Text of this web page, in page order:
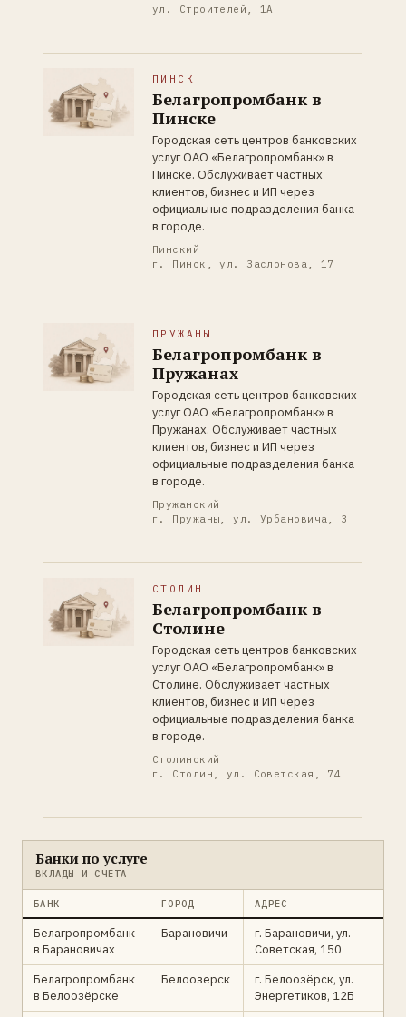
ул. Строителей, 1А
ПИНСК
Белагропромбанк в
Пинске
Городская сеть центров банковских
услуг ОАО «Белагропромбанк» в
Пинске. Обслуживает частных
клиентов, бизнес и ИП через
официальные подразделения банка
в городе.
Пинский
г. Пинск, ул. Заслонова, 17
ПРУЖАНЫ
Белагропромбанк в
Пружанах
Городская сеть центров банковских
услуг ОАО «Белагропромбанк» в
Пружанах. Обслуживает частных
клиентов, бизнес и ИП через
официальные подразделения банка
в городе.
Пружанский
г. Пружаны, ул. Урбановича, 3
СТОЛИН
Белагропромбанк в
Столине
Городская сеть центров банковских
услуг ОАО «Белагропромбанк» в
Столине. Обслуживает частных
клиентов, бизнес и ИП через
официальные подразделения банка
в городе.
Столинский
г. Столин, ул. Советская, 74
Банки по услуге
ВКЛАДЫ И СЧЕТА
БАНК ГОРОД АДРЕС
Белагропромбанк
в Барановичах
Барановичи
г. Барановичи, ул.
Советская, 150
Белагропромбанк
в Белоозёрске
Белоозерск
г. Белоозёрск, ул.
Энергетиков, 12Б